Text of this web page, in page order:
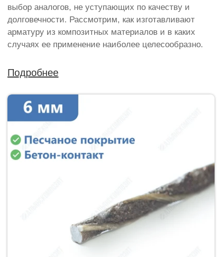
выбор аналогов, не уступающих по качеству и
долговечности. Рассмотрим, как изготавливают
арматуру из композитных материалов и в каких
случаях ее применение наиболее целесообразно.
Подробнее